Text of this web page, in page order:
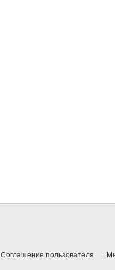
Соглашение пользователя